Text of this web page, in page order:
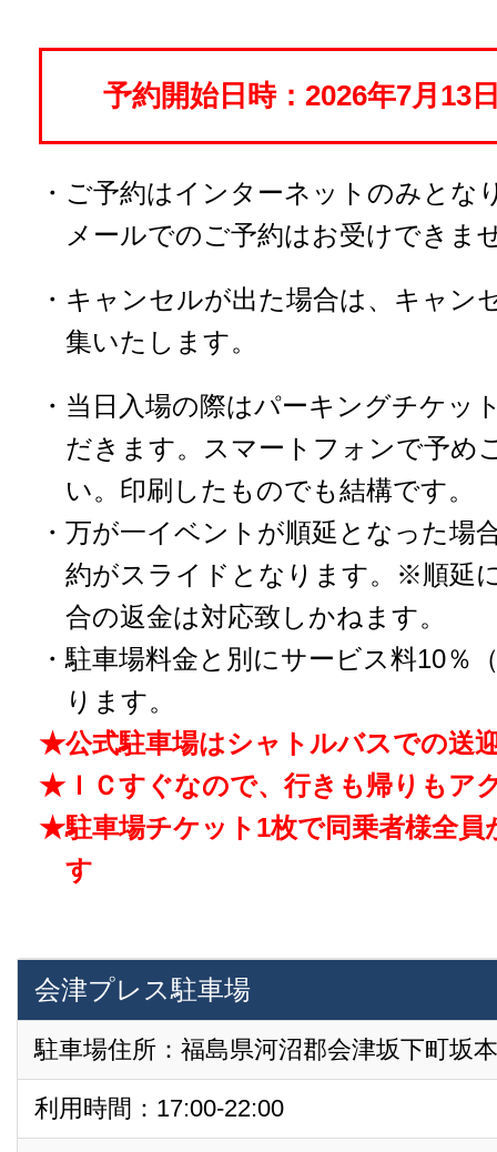
予約開始日時：2026年7月13
・ご予約はインターネットのみとな
メールでのご予約はお受けできま
・キャンセルが出た場合は、キャン
集いたします。
・当日入場の際はパーキングチケッ
だきます。スマートフォンで予め
い。印刷したものでも結構です。
・万が一イベントが順延となった場
約がスライドとなります。※順延
合の返金は対応致しかねます。
・駐車場料金と別にサービス料10％
ります。
★公式駐車場はシャトルバスでの送
★ＩＣすぐなので、行きも帰りもア
★駐車場チケット1枚で同乗者様全員
す
会津プレス駐車場
駐車場住所：福島県河沼郡会津坂下町坂
利用時間：17:00-22:00